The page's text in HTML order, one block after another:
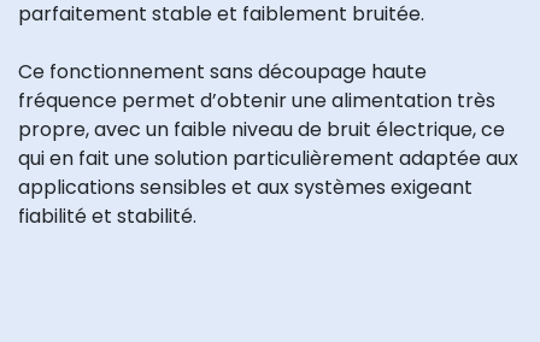
parfaitement stable et faiblement bruitée.
Ce fonctionnement sans découpage haute
fréquence permet d’obtenir une alimentation très
propre, avec un faible niveau de bruit électrique, ce
qui en fait une solution particulièrement adaptée aux
applications sensibles et aux systèmes exigeant
fiabilité et stabilité.